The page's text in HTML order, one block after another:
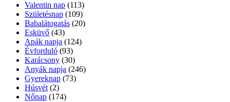
Valentin nap (113)
Születésnap (109)
Babalátogatás (20)
Esküvő (43)
Apák napja (124)
Évforduló (93)
Karácsony (30)
Anyák napja (246)
Gyereknap (73)
Húsvét (2)
Nőnap (174)